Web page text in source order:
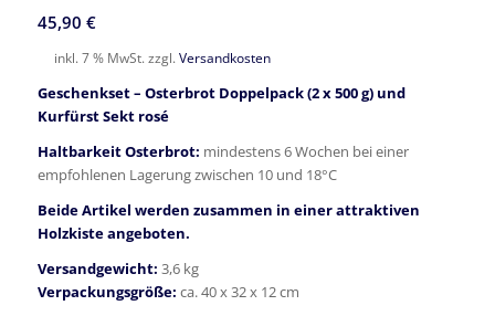
45,90 €
inkl. 7 % MwSt. zzgl.Versandkosten
Geschenkset – Osterbrot Doppelpack (2 x 500 g) und
Kurfürst Sekt rosé
Haltbarkeit Osterbrot: mindestens 6 Wochen bei einer
empfohlenen Lagerung zwischen 10 und 18°C
Beide Artikel werden zusammen in einer attraktiven
Holzkiste angeboten.
Versandgewicht: 3,6 kg
Verpackungsgröße: ca. 40 x 32 x 12 cm